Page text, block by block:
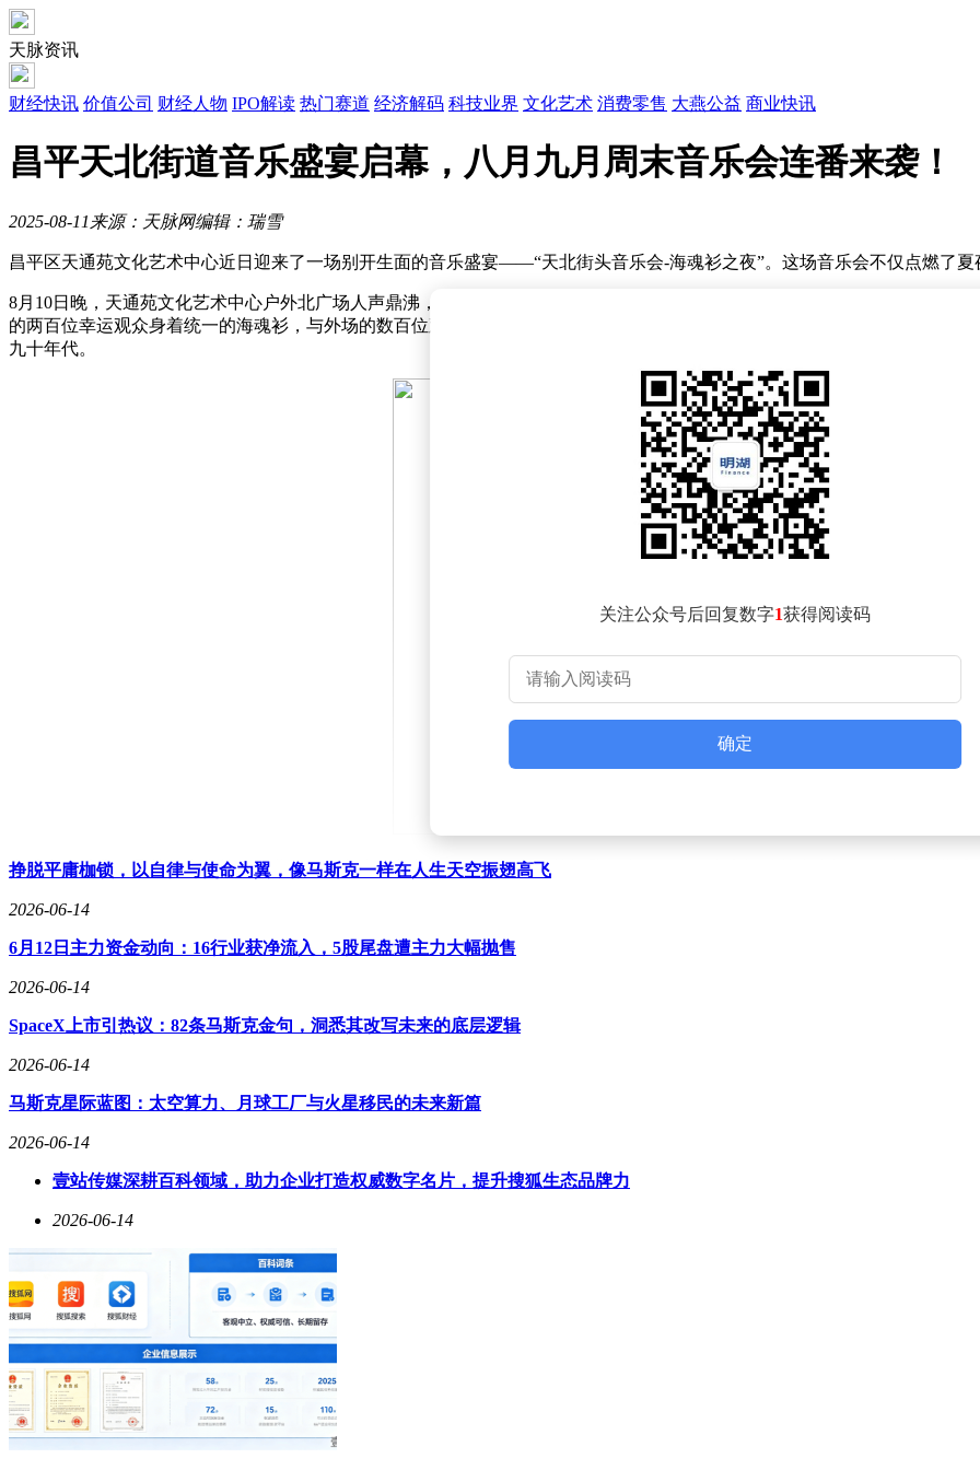
天脉资讯
财经快讯 价值公司 财经人物 IPO解读 热门赛道 经济解码 科技业界 文化艺术 消费零售 大燕公益 商业快讯
昌平天北街道音乐盛宴启幕，八月九月周末音乐会连番来袭！
2025-08-11 来源：天脉网编辑：瑞雪
昌平区天通苑文化艺术中心近日迎来了一场别开生面的音乐盛宴——“天北街头音乐会-海魂衫之夜”。这场音乐会不仅点燃了夏
8月10日晚，天通苑文化艺术中心户外北广场人声鼎沸，热闹非凡。傍晚时分，签到处的队伍已排得长长的，居民们迫不及待
的两百位幸运观众身着统一的海魂衫，与外场的数百位观众共同见证了这一难忘的夜晚。现场的蓝色海报与闪烁的霓虹灯光
九十年代。
音乐会在鼓手激昂的节奏中拉开帷幕，每一段合奏都如同开启记忆之门的钥匙，唤醒了人们内心深处的青春记忆。除了专业乐
友，还是在家长鼓励下勇敢说出答案的小朋友，都赢得了阵阵掌声和喝彩。
据了解，这只是天北街道音乐系列活动的开始。从8月至9月，还将有五场风格迥异的音乐会陆续在天北街道上演。包括充满青
展现松弛感的“民谣派对”、全民摇摆的“热歌潮音”以及跨代狂欢的“致敬春晚”。这些音乐会将为天北街道的夏日周末增添无限乐
市民们可以通过关注“乐活天北”和“天通苑文化艺术中心”公众号，获取这些音乐活动的具体时间和地点信息，不错过任何一场
关注公众号后回复数字1获得阅读码
确定
挣脱平庸枷锁，以自律与使命为翼，像马斯克一样在人生天空振翅高飞
2026-06-14
6月12日主力资金动向：16行业获净流入，5股尾盘遭主力大幅抛售
2026-06-14
SpaceX上市引热议：82条马斯克金句，洞悉其改写未来的底层逻辑
2026-06-14
马斯克星际蓝图：太空算力、月球工厂与火星移民的未来新篇
2026-06-14
壹站传媒深耕百科领域，助力企业打造权威数字名片，提升搜狐生态品牌力
2026-06-14